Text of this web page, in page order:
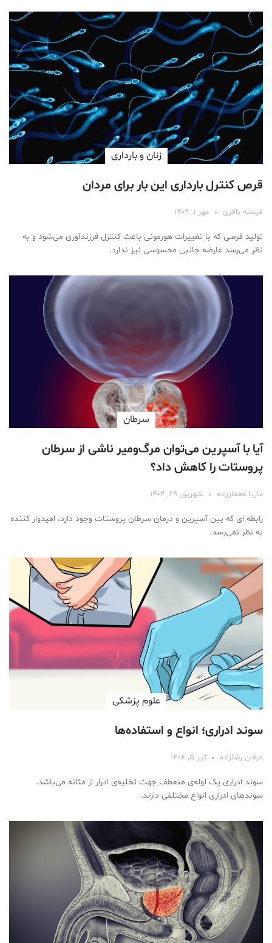
زنان و بارداری
قرص کنترل بارداری این بار برای مردان
فرشته باقری مهر ۱, ۱۴۰۴
تولید قرصی که با تغییرات هورمونی باعث کنترل فرزندآوری می‌شود و به
نظر می‌رسد عارضه جانبی محسوسی نیز ندارد.
سرطان
آیا با آسپرین می‌توان مرگ‌ومیر ناشی از سرطان
پروستات را کاهش داد؟
ماریا معمارزاده شهریور ۲۹, ۱۴۰۴
رابطه ای که بین آسپرین و درمان سرطان پروستات وجود دارد، امیدوار کننده
به نظر نمی‌رسد.
علوم پزشكی
سوند ادراری؛ انواع و استفاده‌ها
عرفان رضازاده تیر ۵, ۱۴۰۴
سوند ادراری یک لوله‌ی منعطف جهت تخلیه‌ی ادرار از مثانه می‌باشد.
سوندهای ادراری انواع مختلفی دارند.